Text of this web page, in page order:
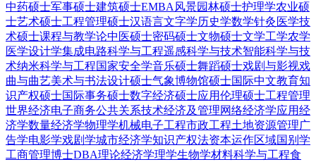
中药硕士军事硕士建筑硕士EMBA 风景园林硕士护理学农业硕
士艺术硕士工程管理硕士汉语言文字学历史学数学针灸 医学技
术硕士课程与教学论中医硕士密码硕士文物硕士文学工学农学
医学设计学集成电路科学与工程遥感科学与技术智能科学与技
术纳米科学与工程国家安全学音乐硕士舞蹈硕士戏剧与影视戏
曲与曲艺美术与书法设计硕士气象博物馆硕士国际中文教育知
识产权硕士国际事务硕士数字经济硕士应用伦理硕士工程管理
世界经济电子商务公共关系技术经济及管理网络经济学应用经
济学数量经济学物理学机械电子工程市政工程土地资源管理广
告学电影学戏剧学城市经济学知识产权法资本运作区域国别学
工商管理博士DBA理论经济学理学生物学材料科学与工程食